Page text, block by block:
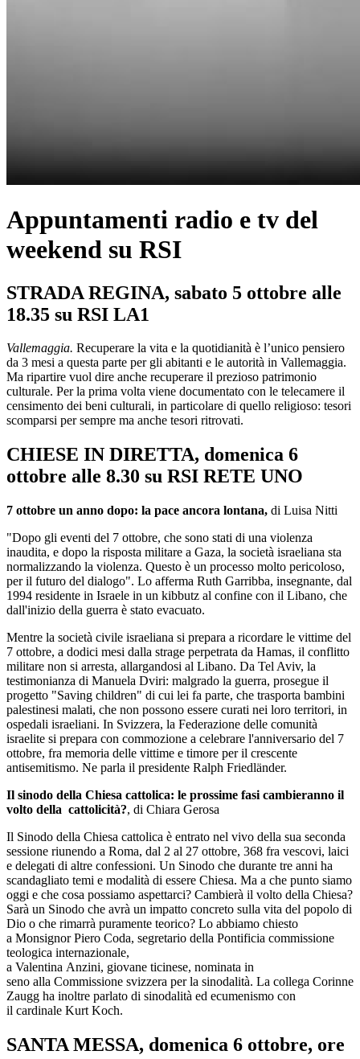
Appuntamenti radio e tv del
weekend su RSI
STRADA REGINA, sabato 5 ottobre alle
18.35 su RSI LA1
Vallemaggia. Recuperare la vita e la quotidianità è l’unico pensiero
da 3 mesi a questa parte per gli abitanti e le autorità in Vallemaggia.
Ma ripartire vuol dire anche recuperare il prezioso patrimonio
culturale. Per la prima volta viene documentato con le telecamere il
censimento dei beni culturali, in particolare di quello religioso: tesori
scomparsi per sempre ma anche tesori ritrovati.
CHIESE IN DIRETTA, domenica 6
ottobre alle 8.30 su RSI RETE UNO
7 ottobre un anno dopo: la pace ancora lontana, di Luisa Nitti
"Dopo gli eventi del 7 ottobre, che sono stati di una violenza
inaudita, e dopo la risposta militare a Gaza, la società israeliana sta
normalizzando la violenza. Questo è un processo molto pericoloso,
per il futuro del dialogo". Lo afferma Ruth Garribba, insegnante, dal
1994 residente in Israele in un kibbutz al confine con il Libano, che
dall'inizio della guerra è stato evacuato.
Mentre la società civile israeliana si prepara a ricordare le vittime del
7 ottobre, a dodici mesi dalla strage perpetrata da Hamas, il conflitto
militare non si arresta, allargandosi al Libano. Da Tel Aviv, la
testimonianza di Manuela Dviri: malgrado la guerra, prosegue il
progetto "Saving children" di cui lei fa parte, che trasporta bambini
palestinesi malati, che non possono essere curati nei loro territori, in
ospedali israeliani. In Svizzera, la Federazione delle comunità
israelite si prepara con commozione a celebrare l'anniversario del 7
ottobre, fra memoria delle vittime e timore per il crescente
antisemitismo. Ne parla il presidente Ralph Friedländer.
Il sinodo della Chiesa cattolica: le prossime fasi cambieranno il
volto della cattolicità?, di Chiara Gerosa
Il Sinodo della Chiesa cattolica è entrato nel vivo della sua seconda
sessione riunendo a Roma, dal 2 al 27 ottobre, 368 fra vescovi, laici
e delegati di altre confessioni. Un Sinodo che durante tre anni ha
scandagliato temi e modalità di essere Chiesa. Ma a che punto siamo
oggi e che cosa possiamo aspettarci? Cambierà il volto della Chiesa?
Sarà un Sinodo che avrà un impatto concreto sulla vita del popolo di
Dio o che rimarrà puramente teorico? Lo abbiamo chiesto
a Monsignor Piero Coda, segretario della Pontificia commissione
teologica internazionale,
a Valentina Anzini, giovane ticinese, nominata in
seno alla Commissione svizzera per la sinodalità. La collega Corinne
Zaugg ha inoltre parlato di sinodalità ed ecumenismo con
il cardinale Kurt Koch.
SANTA MESSA, domenica 6 ottobre, ore